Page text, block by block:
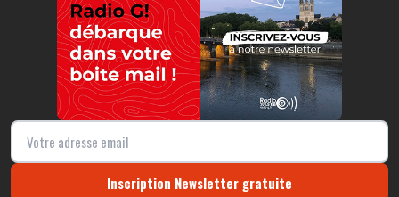
Inscription Newsletter gratuite